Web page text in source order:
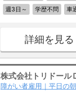
週3日～
学歴不問 車
詳細を見る
株式会社トリドー
障がい者雇用｜平日の